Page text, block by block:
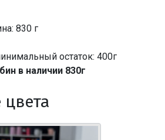
830 г
остаток: 400г
в наличии 830г